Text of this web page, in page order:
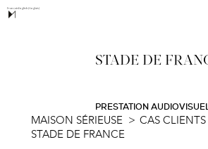
Français English Anglais
STADE DE
PRESTATION
MAISON SÉRIEUSE > CAS CLIENTS
STADE DE FRANCE